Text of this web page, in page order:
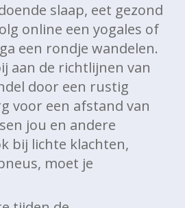
slaap, eet gezond
online een yogales of
een rondje wandelen.
aan de richtlijnen van
door een rustig
voor een afstand van
jou en andere
bij lichte klachten,
moet je